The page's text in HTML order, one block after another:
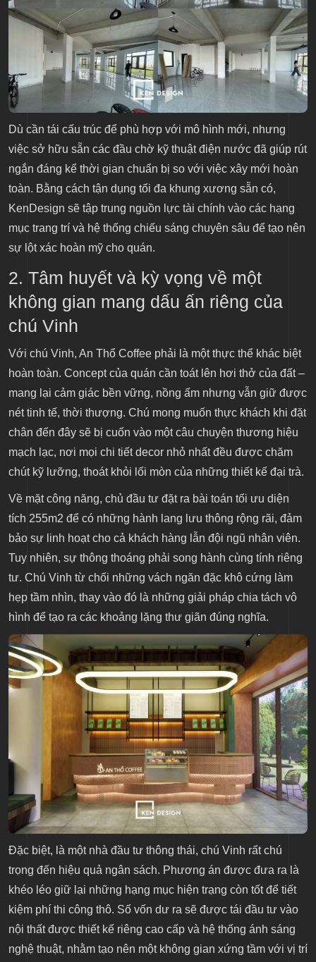
Dù cần tái cấu trúc để phù hợp với mô hình mới, nhưng
việc sở hữu sẵn các đầu chờ kỹ thuật điện nước đã giúp rút
ngắn đáng kể thời gian chuẩn bị so với việc xây mới hoàn
toàn. Bằng cách tận dụng tối đa khung xương sẵn có,
KenDesign sẽ tập trung nguồn lực tài chính vào các hạng
mục trang trí và hệ thống chiếu sáng chuyên sâu để tạo nên
sự lột xác hoàn mỹ cho quán.
2. Tâm huyết và kỳ vọng về một
không gian mang dấu ấn riêng của
chú Vinh
Với chú Vinh, An Thổ Coffee phải là một thực thể khác biệt
hoàn toàn. Concept của quán cần toát lên hơi thở của đất –
mang lại cảm giác bền vững, nồng ấm nhưng vẫn giữ được
nét tinh tế, thời thượng. Chú mong muốn thực khách khi đặt
chân đến đây sẽ bị cuốn vào một câu chuyện thương hiệu
mạch lạc, nơi mọi chi tiết decor nhỏ nhất đều được chăm
chút kỹ lưỡng, thoát khỏi lối mòn của những thiết kế đại trà.
Về mặt công năng, chủ đầu tư đặt ra bài toán tối ưu diện
tích 255m2 để có những hành lang lưu thông rộng rãi, đảm
bảo sự linh hoạt cho cả khách hàng lẫn đội ngũ nhân viên.
Tuy nhiên, sự thông thoáng phải song hành cùng tính riêng
tư. Chú Vinh từ chối những vách ngăn đặc khô cứng làm
hẹp tầm nhìn, thay vào đó là những giải pháp chia tách vô
hình để tạo ra các khoảng lặng thư giãn đúng nghĩa.
Đặc biệt, là một nhà đầu tư thông thái, chú Vinh rất chú
trọng đến hiệu quả ngân sách. Phương án được đưa ra là
khéo léo giữ lại những hạng mục hiện trạng còn tốt để tiết
kiệm phí thi công thô. Số vốn dư ra sẽ được tái đầu tư vào
nội thất được thiết kế riêng cao cấp và hệ thống ánh sáng
nghệ thuật, nhằm tạo nên một không gian xứng tầm với vị trí